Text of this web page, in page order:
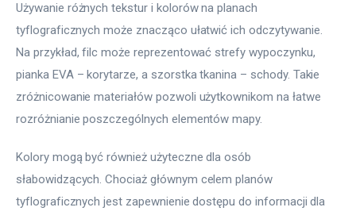
Używanie różnych tekstur i kolorów na planach
tyflograficznych może znacząco ułatwić ich odczytywanie.
Na przykład, filc może reprezentować strefy wypoczynku,
pianka EVA – korytarze, a szorstka tkanina – schody. Takie
zróżnicowanie materiałów pozwoli użytkownikom na łatwe
rozróżnianie poszczególnych elementów mapy.
Kolory mogą być również użyteczne dla osób
słabowidzących. Chociaż głównym celem planów
tyflograficznych jest zapewnienie dostępu do informacji dla